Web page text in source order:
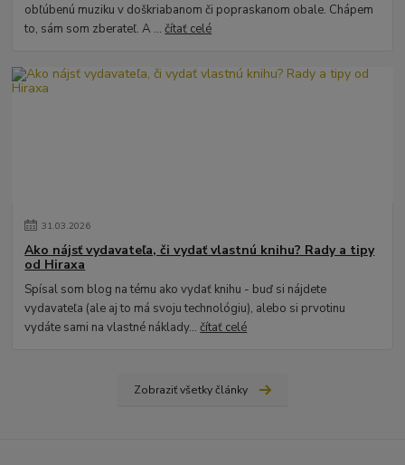
obľúbenú muziku v doškriabanom či popraskanom obale. Chápem
to, sám som zberateľ. A ...čítať celé
31.03.2026
Ako nájsť vydavateľa, či vydať vlastnú knihu? Rady a tipy
od Hiraxa
Spísal som blog na tému ako vydať knihu - buď si nájdete
vydavateľa (ale aj to má svoju technológiu), alebo si prvotinu
vydáte sami na vlastné náklady...čítať celé
Zobraziť všetky články